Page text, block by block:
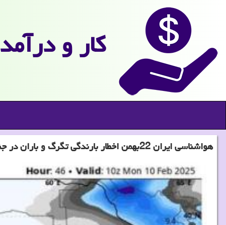
كار و درآمد
هواشناسی ایران 22بهمن اخطار بارندگی تگرگ و باران در جنوب کشور